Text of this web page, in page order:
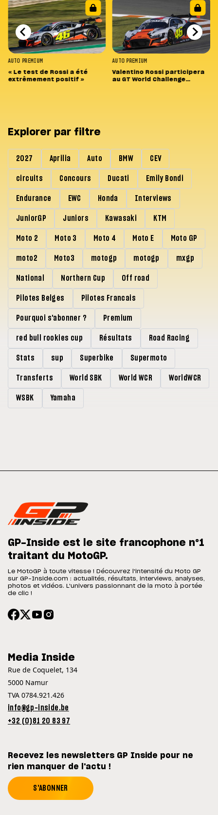
AUTO PREMIUM
« Le test de Rossi a été
extrêmement positif »
AUTO PREMIUM
Valentino Rossi participera
au GT World Challenge
Explorer par filtre
2027 Aprilia Auto BMW CEV
circuits Concours Ducati Emily Bondi
Endurance EWC Honda Interviews
JuniorGP Juniors Kawasaki KTM
Moto 2 Moto 3 Moto 4 Moto E Moto GP
moto2 Moto3 motogp motogp mxgp
National Northern Cup Off road
Pilotes Belges Pilotes Francais
Pourquoi s'abonner ? Premium
red bull rookies cup Résultats Road Racing
Stats sup Superbike Supermoto
Transferts World SBK World WCR WorldWCR
WSBK Yamaha
GP-Inside est le site francophone n°1
traitant du MotoGP.
Le MotoGP à toute vitesse ! Découvrez l'intensité du Moto GP
sur GP-Inside.com : actualités, résultats, interviews, analyses,
photos et vidéos. L'univers passionnant de la moto à portée
de clic !
Media Inside
Rue de Coquelet, 134
5000 Namur
TVA 0784.921.426
info@gp-inside.be
+32 (0)81 20 83 97
Recevez les newsletters GP Inside pour ne
rien manquer de l'actu !
S'ABONNER